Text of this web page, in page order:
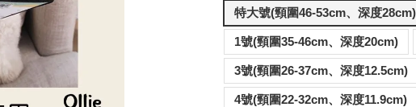
特大號(頸圍46-53cm、深度28cm)
1號(頸圍35-46cm、深度20cm)
3號(頸圍26-37cm、深度12.5cm)
4號(頸圍22-32cm、深度11.9cm)